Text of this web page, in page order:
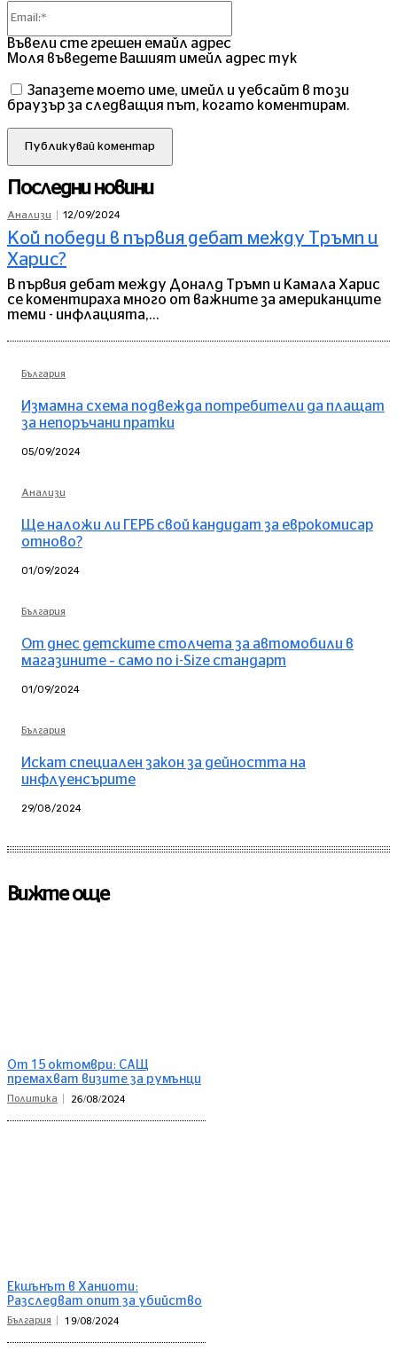
Въвели сте грешен емайл адрес
Моля въведете Вашият имейл адрес тук
Запазете моето име, имейл и уебсайт в този
браузър за следващия път, когато коментирам.
Последни новини
Анализи 12/09/2024
Кой победи в първия дебат между Тръмп и
Харис?
В първия дебат между Доналд Тръмп и Камала Харис
се коментираха много от важните за американците
теми - инфлацията,...
България
Измамна схема подвежда потребители да плащат
за непоръчани пратки
05/09/2024
Анализи
Ще наложи ли ГЕРБ свой кандидат за еврокомисар
отново?
01/09/2024
България
От днес детските столчета за автомобили в
магазините – само по i-Size стандарт
01/09/2024
България
Искат специален закон за дейността на
инфлуенсърите
29/08/2024
Вижте още
От 15 октомври: САЩ
премахват визите за румънци
Политика 26/08/2024
Екшънът в Ханиоти:
Разследват опит за убийство
България 19/08/2024